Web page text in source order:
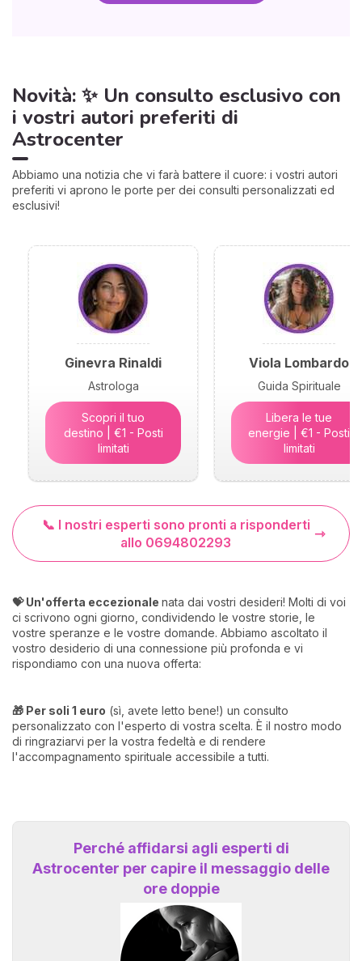
Novità: ✨ Un consulto esclusivo con
i vostri autori preferiti di
Astrocenter
Abbiamo una notizia che vi farà battere il cuore: i vostri autori
preferiti vi aprono le porte per dei consulti personalizzati ed
esclusivi!
Ginevra Rinaldi
Astrologa
Scopri il tuo
destino | €1 - Posti
limitati
Viola Lombardo
Guida Spirituale
Libera le tue
energie | €1 - Posti
limitati
📞 I nostri esperti sono pronti a risponderti
allo 0694802293
💝 Un'offerta eccezionale nata dai vostri desideri! Molti di voi
ci scrivono ogni giorno, condividendo le vostre storie, le
vostre speranze e le vostre domande. Abbiamo ascoltato il
vostro desiderio di una connessione più profonda e vi
rispondiamo con una nuova offerta:
🎁 Per soli 1 euro (sì, avete letto bene!) un consulto
personalizzato con l'esperto di vostra scelta. È il nostro modo
di ringraziarvi per la vostra fedeltà e di rendere
l'accompagnamento spirituale accessibile a tutti.
Perché affidarsi agli esperti di
Astrocenter per capire il messaggio delle
ore doppie